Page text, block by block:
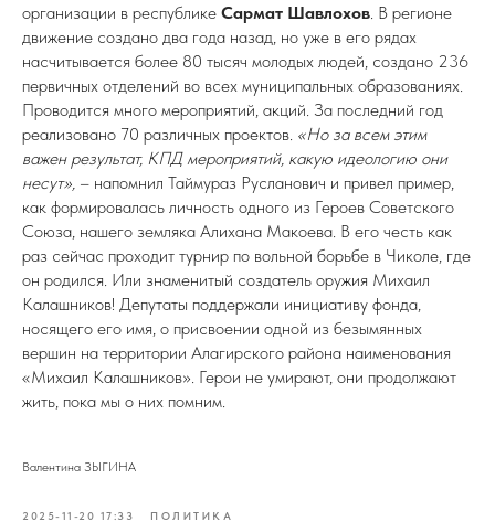
организации в республике Сармат Шавлохов. В регионе
движение создано два года назад, но уже в его рядах
насчитывается более 80 тысяч молодых людей, создано 236
первичных отделений во всех муниципальных образованиях.
Проводится много мероприятий, акций. За последний год
реализовано 70 различных проектов. «Но за всем этим
важен результат, КПД мероприятий, какую идеологию они
несут», – напомнил Таймураз Русланович и привел пример,
как формировалась личность одного из Героев Советского
Союза, нашего земляка Алихана Макоева. В его честь как
раз сейчас проходит турнир по вольной борьбе в Чиколе, где
он родился. Или знаменитый создатель оружия Михаил
Калашников! Депутаты поддержали инициативу фонда,
носящего его имя, о присвоении одной из безымянных
вершин на территории Алагирского района наименования
«Михаил Калашников». Герои не умирают, они продолжают
жить, пока мы о них помним.
Валентина ЗЫГИНА
2025-11-20 17:33 ПОЛИТИКА